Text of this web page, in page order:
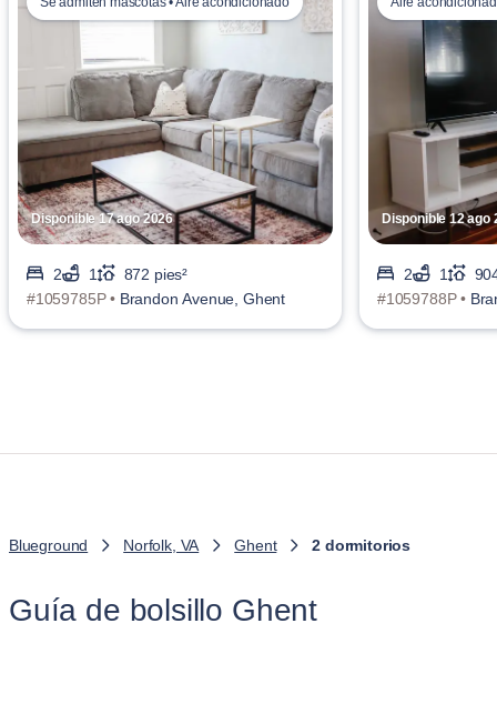
Disponible 17 ago 2026
2 1
872 pies²
#1059785P • Brandon Avenue, Ghent
Disponible 12 ago
2 1
#1059788P •
Blueground Norfolk, VA Ghent 2 dormitorios
Guía de bolsillo Ghent